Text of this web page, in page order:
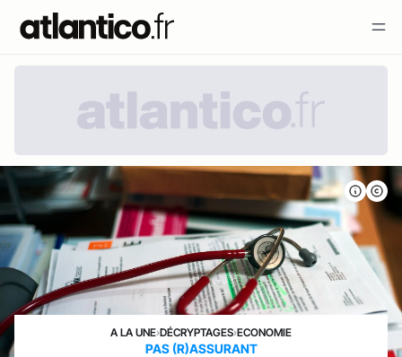
A LA UNE›DÉCRYPTAGES›ECONOMIE
PAS (R)ASSURANT